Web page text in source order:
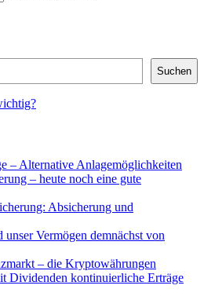
Suchen
– Alternative Anlagemöglichkeiten
– heute noch eine gute
Absicherung und
Vermögen demnächst von
– die Kryptowährungen
Dividenden kontinuierliche Erträge